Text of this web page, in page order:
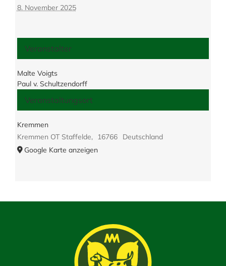
8. November 2025
Veranstaltungsort
Kremmen
Kremmen OT Staffelde, 16766
Deutschland
Google Karte anzeigen
Veranstalter
Malte Voigts
Paul v. Schultzendorff